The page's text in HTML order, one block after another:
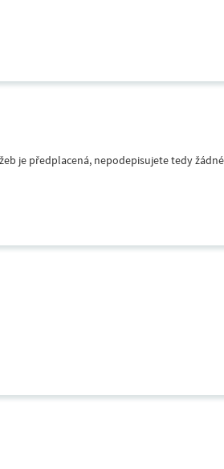
je předplacená, nepodepisujete tedy žádné